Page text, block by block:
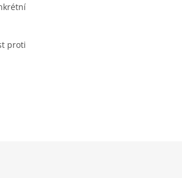
proti